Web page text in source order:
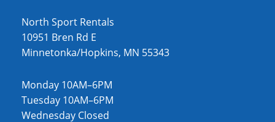
North Sport Rentals
10951 Bren Rd E
Minnetonka/Hopkins, MN 55343
Monday 10AM–6PM
Tuesday 10AM–6PM
Wednesday Closed